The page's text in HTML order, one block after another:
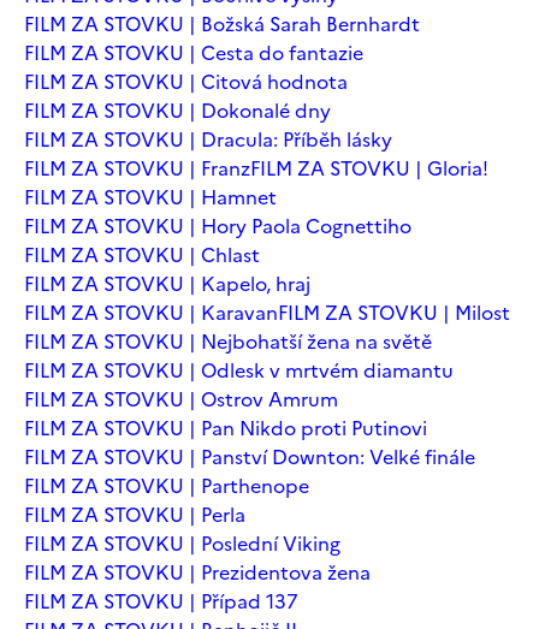
FILM ZA STOVKU | Božská Sarah Bernhardt
FILM ZA STOVKU | Cesta do fantazie
FILM ZA STOVKU | Citová hodnota
FILM ZA STOVKU | Dokonalé dny
FILM ZA STOVKU | Dracula: Příběh lásky
FILM ZA STOVKU | FranzFILM ZA STOVKU | Gloria!
FILM ZA STOVKU | Hamnet
FILM ZA STOVKU | Hory Paola Cognettiho
FILM ZA STOVKU | Chlast
FILM ZA STOVKU | Kapelo, hraj
FILM ZA STOVKU | KaravanFILM ZA STOVKU | Milost
FILM ZA STOVKU | Nejbohatší žena na světě
FILM ZA STOVKU | Odlesk v mrtvém diamantu
FILM ZA STOVKU | Ostrov Amrum
FILM ZA STOVKU | Pan Nikdo proti Putinovi
FILM ZA STOVKU | Panství Downton: Velké finále
FILM ZA STOVKU | Parthenope
FILM ZA STOVKU | Perla
FILM ZA STOVKU | Poslední Viking
FILM ZA STOVKU | Prezidentova žena
FILM ZA STOVKU | Případ 137